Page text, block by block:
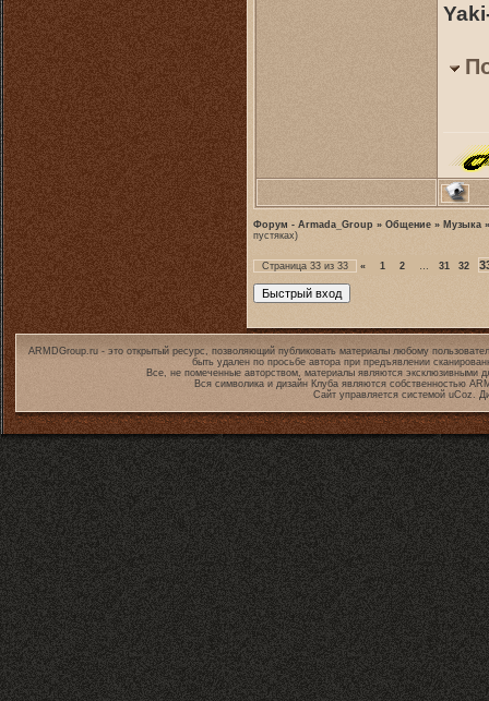
Форум - Armada_Group » Общение » Музыка »
пустяках)
Страница 33 из 33 « 1 2 … 31 32
ARMDGroup.ru - это открытый ресурс, позволяющий публиковать материалы любому
быть удален по просьбе автора при предъявлении
Все, не помеченные авторством, материалы являются эксклюзивными
Вся символика и дизайн Клуба являются собственностью
Сайт управляется системой uCoz.